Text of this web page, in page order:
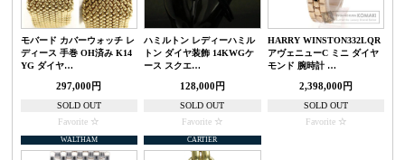
モバード カバーウォッチ レ
ディース 手巻 OH済み K14
YG ダイヤ…
297,000円
SOLD OUT
Favorite
ハミルトン レディーハミル
トン ダイヤ装飾 14KWGケ
ース スクエ…
128,000円
SOLD OUT
Favorite
HARRY WINSTON332LQR
アヴェニューC ミニ ダイヤ
モンド 腕時計 …
2,398,000円
SOLD OUT
Favorite
WALTHAM CARTIER